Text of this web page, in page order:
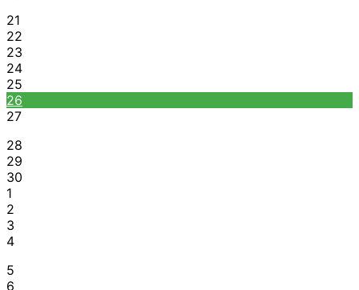
21
22
23
24
25
26
27
28
29
30
1
2
3
4
5
6